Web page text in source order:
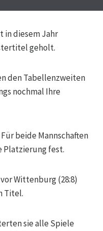
in diesem Jahr
geholt.
den Tabellenzweiten
nochmal Ihre
beide Mannschaften
Platzierung fest.
Wittenburg (28:8)
Titel.
sie alle Spiele